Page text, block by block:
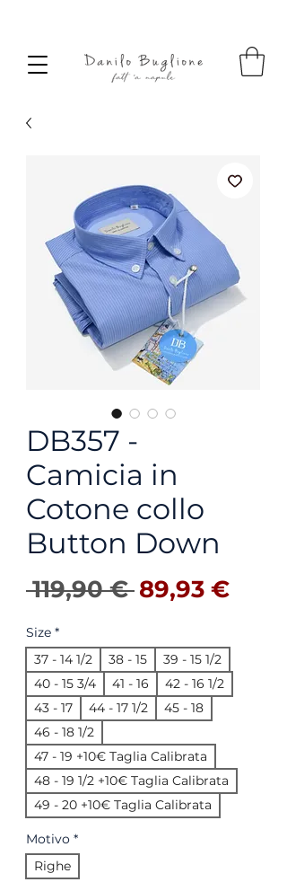
DB357 -
Camicia in
Cotone collo
Button Down
119,90 € Prix original
89,93 €Prix
Size *
37 - 14 1/2
38 - 15
39 - 15 1/2
40 - 15 3/4
41 - 16
42 - 16 1/2
43 - 17
44 - 17 1/2
45 - 18
46 - 18 1/2
47 - 19 +10€ Taglia Calibrata
48 - 19 1/2 +10€ Taglia Calibrata
49 - 20 +10€ Taglia Calibrata
Motivo *
Righe